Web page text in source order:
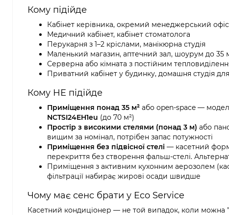
Кому підійде
Кабінет керівника, окремий менеджерський офіс
Медичний кабінет, кабінет стоматолога
Перукарня з 1–2 кріслами, манікюрна студія
Маленький магазин, аптечний зал, шоурум до 35
Серверна або кімната з постійним
Приватний кабінет у будинку, домашня студія
Кому НЕ підійде
Приміщення понад 35 м² або open-space —
NCTSI24EH1eu (до 70 м²)
Простір з високими стелями (понад 3 м) або
вищим за номінал, потрібен запас потужності
Приміщення без підвісної стелі — касетний
перекриття без створення фальш-стелі.
Приміщення з активним кухонним аерозолем
фільтрації набирає жирові осади швидше
Чому має сенс брати у Eco Service
Касетний кондиціонер — не той випадок, коли можна